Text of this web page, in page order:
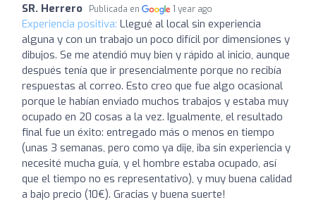
SR. Herrero Publicada en 1 year ago
Experiencia positiva: Llegué al local sin experiencia
alguna y con un trabajo un poco difícil por dimensiones y
dibujos. Se me atendió muy bien y rápido al inicio, aunque
después tenía que ir presencialmente porque no recibía
respuestas al correo. Esto creo que fue algo ocasional
porque le habían enviado muchos trabajos y estaba muy
ocupado en 20 cosas a la vez. Igualmente, el resultado
final fue un éxito: entregado más o menos en tiempo
(unas 3 semanas, pero como ya dije, iba sin experiencia y
necesité mucha guía, y el hombre estaba ocupado, así
que el tiempo no es representativo), y muy buena calidad
a bajo precio (10€). Gracias y buena suerte!